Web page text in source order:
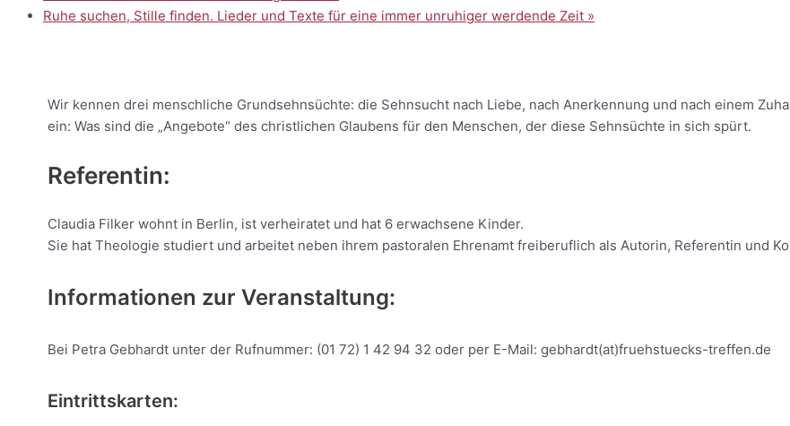
Ruhe suchen, Stille finden. Lieder und Texte für eine immer unruhiger werdende Zeit »
Wir kennen drei menschliche Grundsehnsüchte: die Sehnsucht nach Liebe, nach Anerkennung und nach einem
ein: Was sind die „Angebote“ des christlichen Glaubens für den Menschen, der diese Sehnsüchte in sich spürt.
Referentin:
Claudia Filker wohnt in Berlin, ist verheiratet und hat 6 erwachsene Kinder.
Sie hat Theologie studiert und arbeitet neben ihrem pastoralen Ehrenamt freiberuflich als Autorin, Referentin und
Informationen zur Veranstaltung:
Bei Petra Gebhardt unter der Rufnummer: (01 72) 1 42 94 32 oder per E-Mail: gebhardt(at)fruehstuecks-treffen.de
Eintrittskarten: